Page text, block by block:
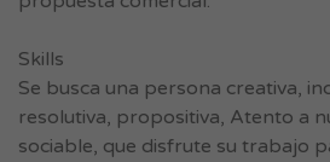
Skills
Se busca una persona creativa,
resolutiva, propositiva, Atento a
sociable, que disfrute su trabajo